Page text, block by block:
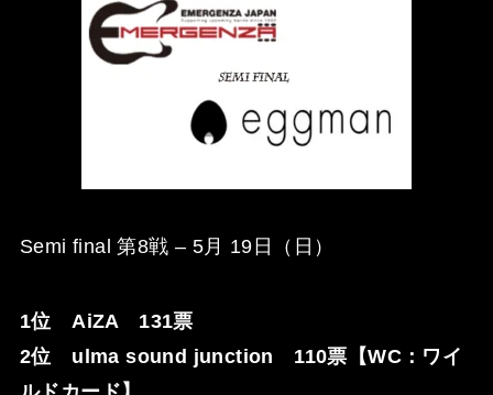
Semi final 第8戦 – 5月 19日（日）
1位 AiZA 131票
2位 ulma sound junction 110票【WC：ワイ